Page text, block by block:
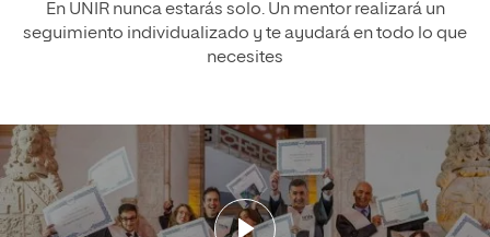
En UNIR nunca estarás solo. Un mentor realizará un
seguimiento individualizado y te ayudará en todo lo que
necesites